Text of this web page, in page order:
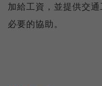
加給工資，並提供交
必要的協助。